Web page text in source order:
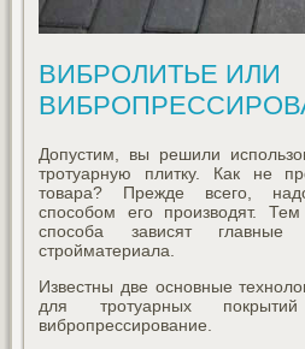
ВИБРОЛИТЬЕ ИЛИ
Допустим, вы решили
тротуарную плитку. Как не
товара? Прежде всего,
способом его производят.
способа зависят главные
стройматериала.
Известны две основные
для тротуарных
вибропрессирование.